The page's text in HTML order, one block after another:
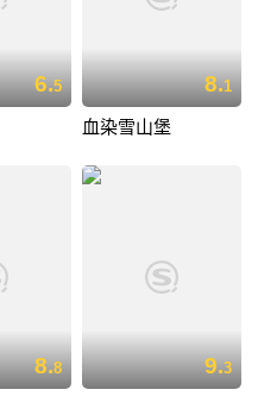
6.5 8.1
血染雪山堡
8.8 9.3